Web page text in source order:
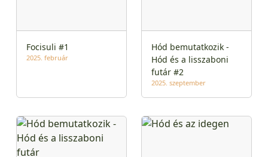
Focisuli #1
2025. február
Hód bemutatkozik -
Hód és a lisszaboni
futár #2
2025. szeptember